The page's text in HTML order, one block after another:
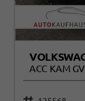
ACC KAM